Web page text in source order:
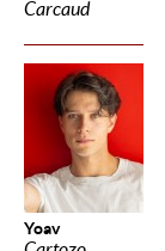
Carcaud
Yoav